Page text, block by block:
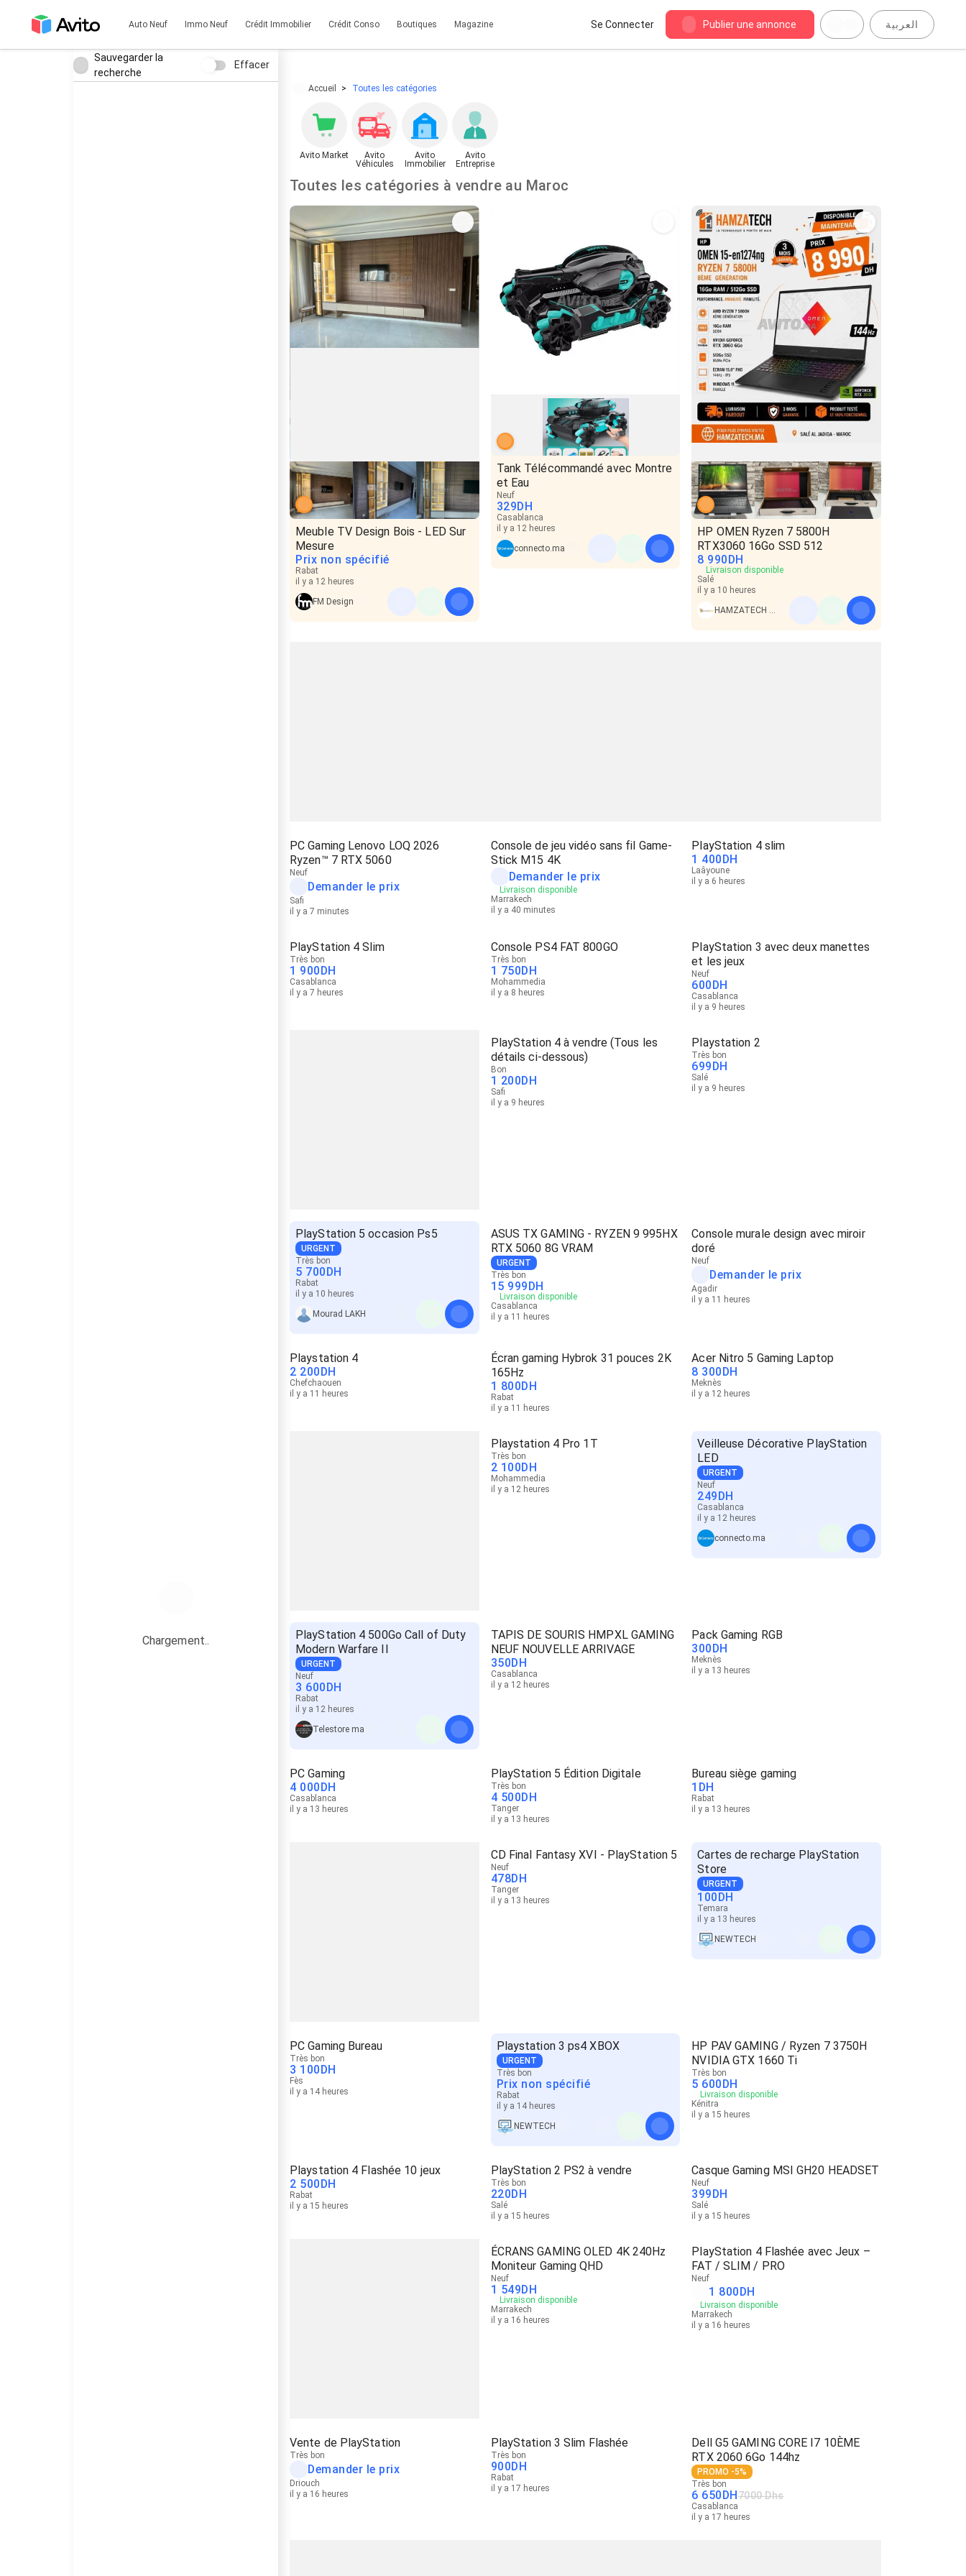
Auto Neuf Immo Neuf Crédit Immobilier Crédit Conso Boutiques Magazine Se Connecter Publier une annonce العربية
Sauvegarder la
recherche
Effacer
Chargement..
Accueil Toutes les catégories
Avito Market
Avito
Véhicules
Avito
Immobilier
Avito
Entreprise
Toutes les catégories à vendre au Maroc
Meuble TV Design Bois - LED Sur
Mesure
Prix non spécifié
Rabat
il y a 12 heures
FM Design
Tank Télécommandé avec Montre
et Eau
Neuf
329DH
Casablanca
il y a 12 heures
connecto.ma
HP OMEN Ryzen 7 5800H
RTX3060 16Go SSD 512
8 990DH
Livraison disponible
Salé
il y a 10 heures
PC Gaming Lenovo LOQ 2026
Ryzen™ 7 RTX 5060
Neuf
Demander le prix
Safi
il y a 7 minutes
Console de jeu vidéo sans fil Game-
Stick M15 4K
Demander le prix
Livraison disponible
Marrakech
il y a 40 minutes
PlayStation 4 slim
1 400DH
Laâyoune
il y a 6 heures
PlayStation 4 Slim
Très bon
1 900DH
Casablanca
il y a 7 heures
Console PS4 FAT 800GO
Très bon
1 750DH
Mohammedia
il y a 8 heures
PlayStation 3 avec deux manettes
et les jeux
Neuf
600DH
Casablanca
il y a 9 heures
PlayStation 4 à vendre (Tous les
détails ci-dessous)
Bon
1 200DH
Safi
il y a 9 heures
Playstation 2
Très bon
699DH
Salé
il y a 9 heures
PlayStation 5 occasion Ps5
URGENT
Très bon
5 700DH
Rabat
il y a 10 heures
Mourad LAKH
ASUS TX GAMING - RYZEN 9 995HX
RTX 5060 8G VRAM
URGENT
Très bon
15 999DH
Livraison disponible
Casablanca
il y a 11 heures
Console murale design avec miroir
doré
Neuf
Demander le prix
Agadir
il y a 11 heures
Playstation 4
2 200DH
Chefchaouen
il y a 11 heures
Écran gaming Hybrok 31 pouces 2K
165Hz
1 800DH
Rabat
il y a 11 heures
Acer Nitro 5 Gaming Laptop
8 300DH
Meknès
il y a 12 heures
Playstation 4 Pro 1T
Très bon
2 100DH
Mohammedia
il y a 12 heures
Veilleuse Décorative PlayStation
LED
URGENT
Neuf
249DH
Casablanca
il y a 12 heures
connecto.ma
PlayStation 4 500Go Call of Duty
Modern Warfare II
URGENT
Neuf
3 600DH
Rabat
il y a 12 heures
Telestore ma
TAPIS DE SOURIS HMPXL GAMING
NEUF NOUVELLE ARRIVAGE
350DH
Casablanca
il y a 12 heures
Pack Gaming RGB
300DH
Meknès
il y a 13 heures
PC Gaming
4 000DH
Casablanca
il y a 13 heures
PlayStation 5 Édition Digitale
Très bon
4 500DH
Tanger
il y a 13 heures
Bureau siège gaming
1 DH
Rabat
il y a 13 heures
CD Final Fantasy XVI - PlayStation 5
Neuf
478DH
Tanger
il y a 13 heures
Cartes de recharge PlayStation
Store
URGENT
100DH
Temara
il y a 13 heures
NEWTECH
PC Gaming Bureau
Très bon
3 100DH
Fès
il y a 14 heures
Playstation 3 ps4 XBOX
URGENT
Très bon
Prix non spécifié
Rabat
il y a 14 heures
NEWTECH
HP PAV GAMING / Ryzen 7 3750H
NVIDIA GTX 1660 Ti
Très bon
5 600DH
Livraison disponible
Kénitra
il y a 15 heures
Playstation 4 Flashée 10 jeux
2 500DH
Rabat
il y a 15 heures
PlayStation 2 PS2 à vendre
Très bon
220DH
Salé
il y a 15 heures
Casque Gaming MSI GH20 HEADSET
Neuf
399DH
Salé
il y a 15 heures
ÉCRANS GAMING OLED 4K 240Hz
Moniteur Gaming QHD
Neuf
1 549DH
Livraison disponible
Marrakech
il y a 16 heures
PlayStation 4 Flashée avec Jeux –
FAT / SLIM / PRO
Neuf
1 800DH
Livraison disponible
Marrakech
il y a 16 heures
Vente de PlayStation
Très bon
Demander le prix
Driouch
il y a 16 heures
PlayStation 3 Slim Flashée
Très bon
900DH
Rabat
il y a 17 heures
Dell G5 GAMING CORE I7 10ÈME
RTX 2060 6Go 144hz
PROMO -5%
Très bon
6 650DH7000 Dhs
Casablanca
il y a 17 heures